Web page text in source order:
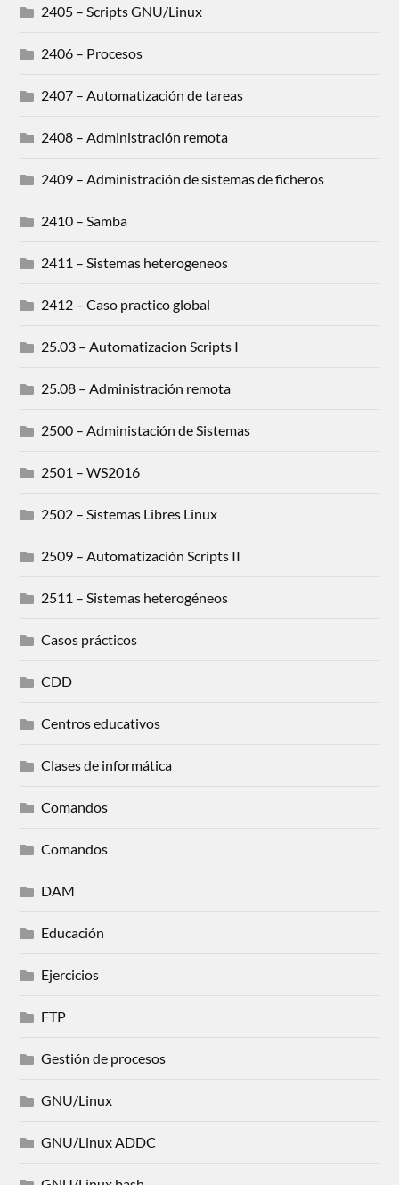
2405 – Scripts GNU/Linux
2406 – Procesos
2407 – Automatización de tareas
2408 – Administración remota
2409 – Administración de sistemas de ficheros
2410 – Samba
2411 – Sistemas heterogeneos
2412 – Caso practico global
25.03 – Automatizacion Scripts I
25.08 – Administración remota
2500 – Administación de Sistemas
2501 – WS2016
2502 – Sistemas Libres Linux
2509 – Automatización Scripts II
2511 – Sistemas heterogéneos
Casos prácticos
CDD
Centros educativos
Clases de informática
Comandos
Comandos
DAM
Educación
Ejercicios
FTP
Gestión de procesos
GNU/Linux
GNU/Linux ADDC